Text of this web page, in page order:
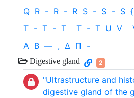
Q R - R - R S - S - S {
T - T - T T - T U V
Α Β — , Δ Π -
Digestive gland 2
"Ultrastructure and
digestive gland of the